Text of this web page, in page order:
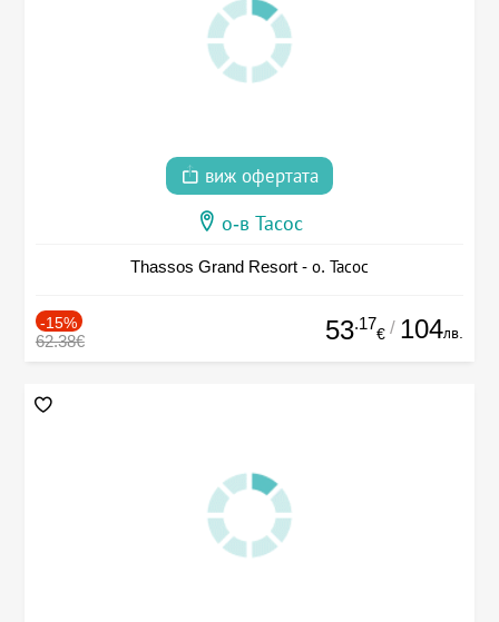
виж офертата
о-в Тасос
Thassos Grand Resort - о. Тасос
-15%
62.38€ 53.17
€ / 104лв.